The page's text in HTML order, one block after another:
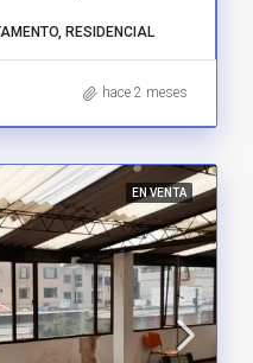
RESIDENCIAL
hace 2 meses
EN VENTA